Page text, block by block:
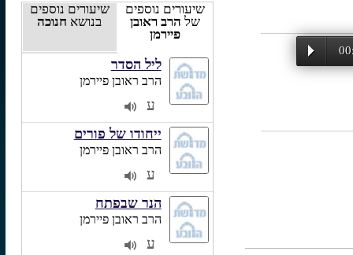
שיעורים נוספים
של הרב ראובן
פיירמן
שיעורים נוספים
בנושא חנוכה
ליל הסדר
הרב ראובן פיירמן
ע 2
ייחודו של פורים
הרב ראובן פיירמן
ע 2
הנר שבפתח
הרב ראובן פיירמן
ע 2